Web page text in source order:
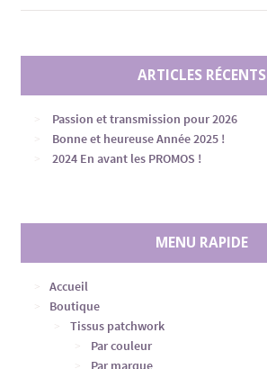
ARTICLES RÉCENTS
Passion et transmission pour 2026
Bonne et heureuse Année 2025 !
2024 En avant les PROMOS !
MENU RAPIDE
Accueil
Boutique
Tissus patchwork
Par couleur
Par marque